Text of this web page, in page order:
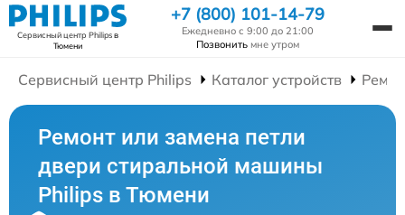
Сервисный центр Philipsв
Тюмени
+7 (800) 101-14-79
Ежедневно с 9:00 до 21:00
Позвонить мне утром
Сервисный центр Philips Каталог устройств
Ремонт или замена петли
двери стиральной машины
Philips в Тюмени